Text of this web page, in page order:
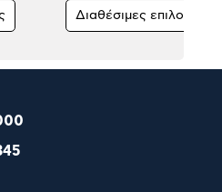
Διαθέσιμες επιλογές